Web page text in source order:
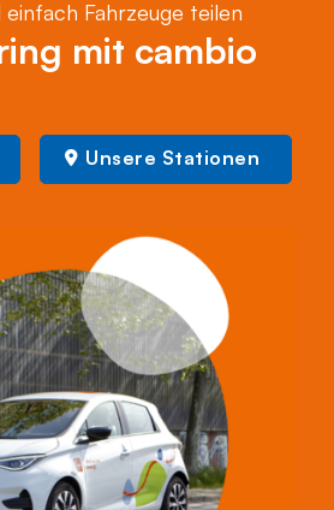
einfach Fahrzeuge teilen
mit cambio
Unsere Stationen